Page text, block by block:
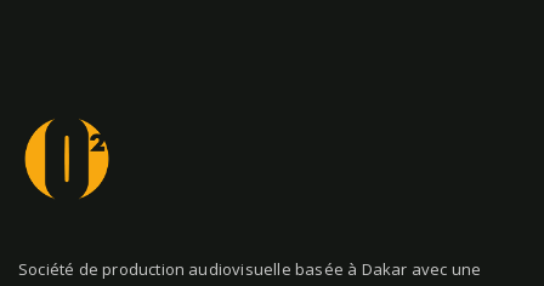
Société de production audiovisuelle basée à Dakar avec une